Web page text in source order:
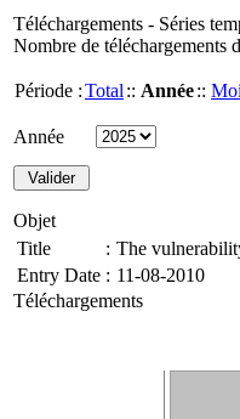
Téléchargements - Séries
Nombre de téléchargements
Période :Total :: Année::
Année
Objet
Title
: The
Entry Date : 11-08-2010
Téléchargements